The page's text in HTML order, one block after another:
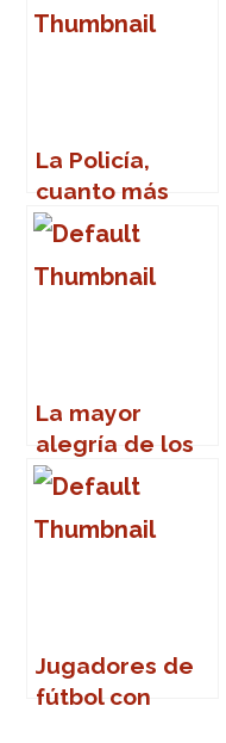
La Policía,
cuanto más
lejos, mejor
La mayor
alegría de los
últimos
Jugadores de
fútbol con